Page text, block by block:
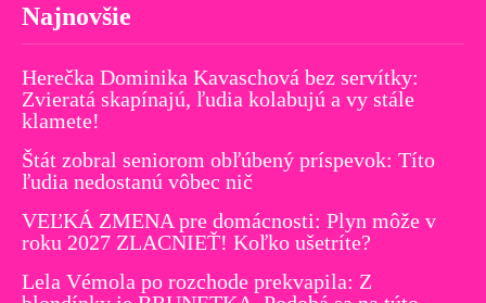
Najnovšie
Herečka Dominika Kavaschová bez servítky:
Zvieratá skapínajú, ľudia kolabujú a vy stále
klamete!
Štát zobral seniorom obľúbený príspevok: Títo
ľudia nedostanú vôbec nič
VEĽKÁ ZMENA pre domácnosti: Plyn môže v
roku 2027 ZLACNIEŤ! Koľko ušetríte?
Lela Vémola po rozchode prekvapila: Z